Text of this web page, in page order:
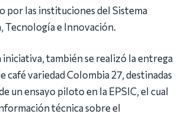
por las instituciones del Sistema
Tecnología e Innovación.
iniciativa, también se realizó la entrega
café variedad Colombia 27, destinadas
un ensayo piloto en la EPSIC, el cual
técnica sobre el